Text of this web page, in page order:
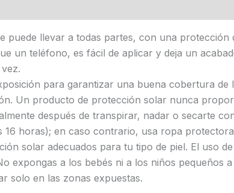
puede llevar a todas partes, con una
un teléfono, es fácil de aplicar y deja un
para garantizar una buena cobertura de
Un producto de protección solar nunca
después de transpirar, nadar o secarte
horas); en caso contrario, usa ropa
solar adecuados para tu tipo de piel. El uso
expongas a los bebés ni a los niños pequeños
solo en las zonas expuestas.